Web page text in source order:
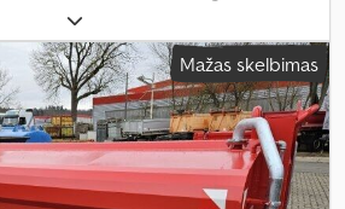
kitas
Mažas skelbimas